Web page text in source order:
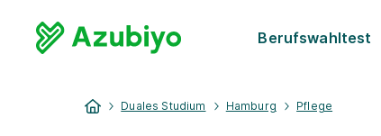
Berufswahltest
Duales Studium Hamburg Pflege